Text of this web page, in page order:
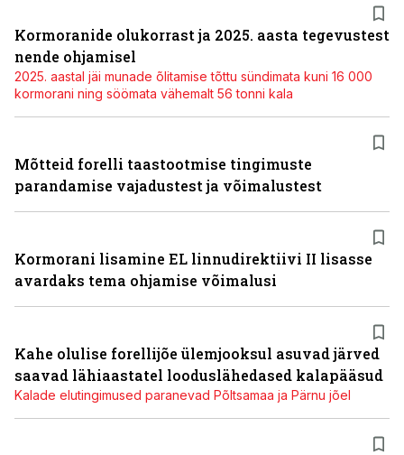
Kormoranide olukorrast ja 2025. aasta tegevustest
nende ohjamisel
2025. aastal jäi munade õlitamise tõttu sündimata kuni 16 000
kormorani ning söömata vähemalt 56 tonni kala
Mõtteid forelli taastootmise tingimuste
parandamise vajadustest ja võimalustest
Kormorani lisamine EL linnudirektiivi II lisasse
avardaks tema ohjamise võimalusi
Kahe olulise forellijõe ülemjooksul asuvad järved
saavad lähiaastatel looduslähedased kalapääsud
Kalade elutingimused paranevad Põltsamaa ja Pärnu jõel